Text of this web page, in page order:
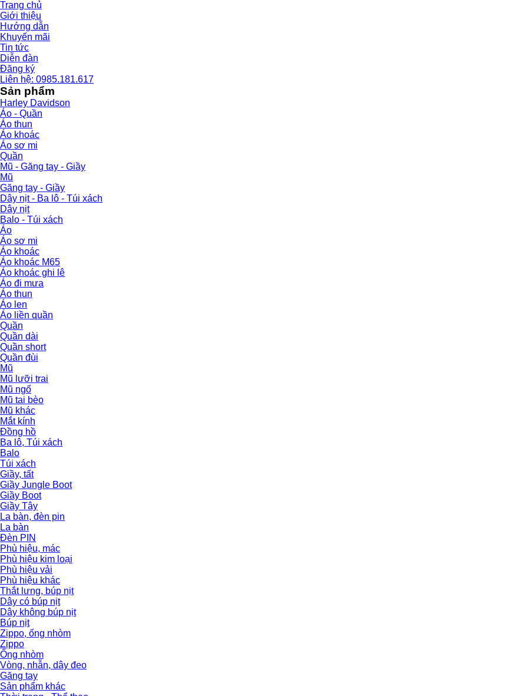
Trang chủ
Giới thiệu
Hướng dẫn
Khuyến mãi
Tin tức
Diễn đàn
Đăng ký
Liên hệ: 0985.181.617
Sản phẩm
Harley Davidson
Áo - Quần
Áo thun
Áo khoác
Áo sơ mi
Quần
Mũ - Găng tay - Giầy
Mũ
Găng tay - Giầy
Dây nịt - Ba lô - Túi xách
Dây nịt
Balo - Túi xách
Áo
Áo sơ mi
Áo khoác
Áo khoác M65
Áo khoác ghi lê
Áo đi mưa
Áo thun
Áo len
Áo liền quần
Quần
Quần dài
Quần short
Quần đùi
Mũ
Mũ lưỡi trai
Mũ ngố
Mũ tai bèo
Mũ khác
Mắt kính
Đồng hồ
Ba lô, Túi xách
Balo
Túi xách
Giầy, tất
Giầy Jungle Boot
Giầy Boot
Giầy Tây
La bàn, đèn pin
La bàn
Đèn PIN
Phù hiệu, mác
Phù hiệu kim loại
Phù hiệu vải
Phù hiệu khác
Thắt lưng, búp nịt
Dây có búp nịt
Dây không búp nịt
Búp nịt
Zippo, ống nhòm
Zippo
Ống nhòm
Vòng, nhẫn, dây đeo
Găng tay
Sản phẩm khác